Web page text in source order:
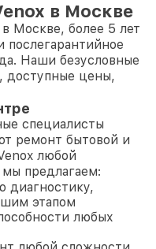
в Москве
Москве, более 5 лет
послегарантийное
Наши безусловные
доступные цены,
специалисты
ремонт бытовой и
любой
предлагаем:
диагностику,
этапом
любых